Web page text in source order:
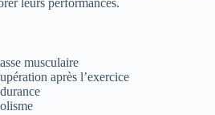
musculaire
après l’exercice